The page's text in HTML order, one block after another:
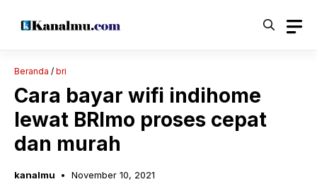
Beranda / bri
Cara bayar wifi indihome
lewat BRImo proses cepat
dan murah
kanalmu November 10, 2021